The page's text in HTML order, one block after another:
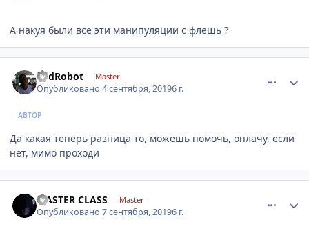
А накуя были все эти манипуляции с флешь ?
BadRobot Master
Опубликовано4 сентября, 20196 г.
АВТОР
Да какая теперь разница то, можешь помочь, оплачу, если
нет, мимо проходи
MASTER CLASS Master
Опубликовано7 сентября, 20196 г.